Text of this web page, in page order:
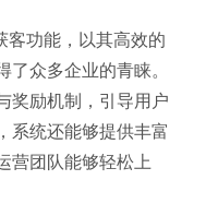
客功能，以其高效的
众多企业的青睐。
奖励机制，引导用户
系统还能够提供丰富
营团队能够轻松上